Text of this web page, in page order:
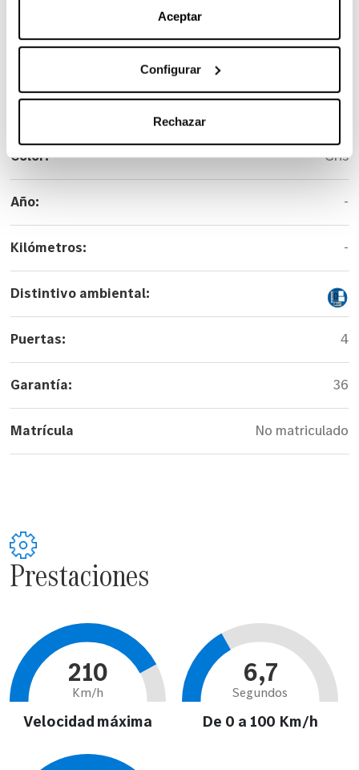
Aceptar
Configurar
Rechazar
Color: Gris
Año: -
Kilómetros: -
Distintivo ambiental:
Puertas: 4
Garantía: 36
Matrícula No matriculado
Prestaciones
210
Km/h
Velocidad máxima
6,7
Segundos
De 0 a 100 Km/h